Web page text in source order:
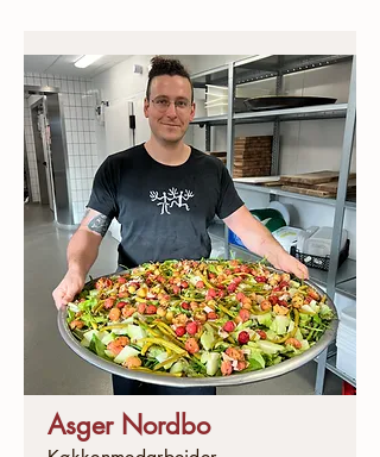
Asger Nordbo